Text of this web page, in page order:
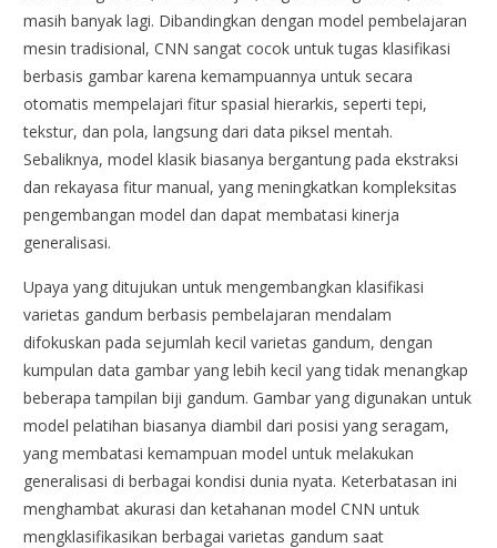
masih banyak lagi. Dibandingkan dengan model pembelajaran
mesin tradisional, CNN sangat cocok untuk tugas klasifikasi
berbasis gambar karena kemampuannya untuk secara
otomatis mempelajari fitur spasial hierarkis, seperti tepi,
tekstur, dan pola, langsung dari data piksel mentah.
Sebaliknya, model klasik biasanya bergantung pada ekstraksi
dan rekayasa fitur manual, yang meningkatkan kompleksitas
pengembangan model dan dapat membatasi kinerja
generalisasi.
Upaya yang ditujukan untuk mengembangkan klasifikasi
varietas gandum berbasis pembelajaran mendalam
difokuskan pada sejumlah kecil varietas gandum, dengan
kumpulan data gambar yang lebih kecil yang tidak menangkap
beberapa tampilan biji gandum. Gambar yang digunakan untuk
model pelatihan biasanya diambil dari posisi yang seragam,
yang membatasi kemampuan model untuk melakukan
generalisasi di berbagai kondisi dunia nyata. Keterbatasan ini
menghambat akurasi dan ketahanan model CNN untuk
mengklasifikasikan berbagai varietas gandum saat